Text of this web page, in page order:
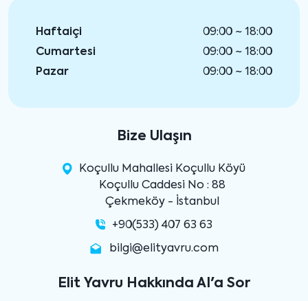
Haftaiçi
09:00 ~ 18:00
Cumartesi
09:00 ~ 18:00
Pazar
09:00 ~ 18:00
Bize Ulaşın
Koçullu Mahallesi Koçullu Köyü
Koçullu Caddesi No : 88
Çekmeköy - İstanbul
+90(533) 407 63 63
bilgi@elityavru.com
Elit Yavru Hakkında AI'a Sor